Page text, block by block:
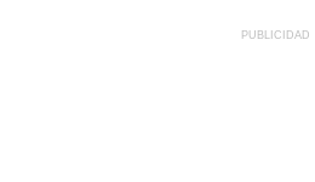
PUBLICIDAD